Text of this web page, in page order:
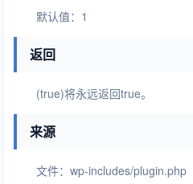
默认值：1
返回
(true)将永远返回true。
来源
文件：wp-includes/plugin.php